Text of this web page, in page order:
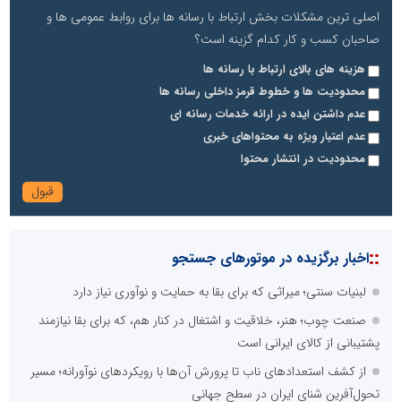
اصلی ترین مشکلات بخش ارتباط با رسانه ها برای روابط عمومی ها و
صاحبان کسب و کار کدام گزینه است؟
هزینه های بالای ارتباط با رسانه ها
محدودیت ها و خطوط قرمز داخلی رسانه ها
عدم داشتن ایده در ارائه خدمات رسانه ای
عدم اعتبار ویژه به محتواهای خبری
محدودیت در انتشار محتوا
::اخبار برگزیده در موتورهای جستجو
لبنیات سنتی؛ میراثی که برای بقا به حمایت و نوآوری نیاز دارد
صنعت چوب؛ هنر، خلاقیت و اشتغال در کنار هم، که برای بقا نیازمند
پشتیبانی از کالای ایرانی است
از کشف استعدادهای ناب تا پرورش آن‌ها با رویکردهای نوآورانه؛ مسیر
تحول‌آفرین شنای ایران در سطح جهانی